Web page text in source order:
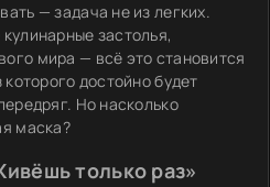
— задача не из легких.
застолья,
мира — всё это становится
достойно будет
Но насколько
маска?
только раз»